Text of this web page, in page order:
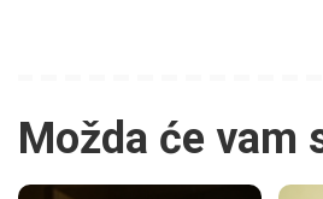
Možda će vam